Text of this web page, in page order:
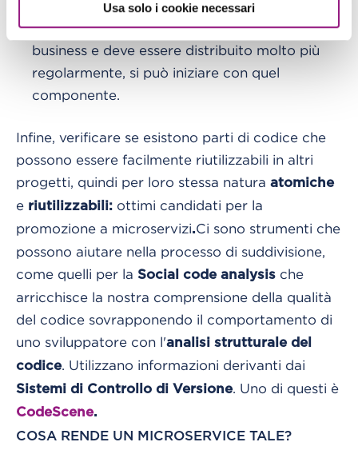
Usa solo i cookie necessari
Se c'è un componente che ha forti esigenze di
business e deve essere distribuito molto più
regolarmente, si può iniziare con quel
componente.
Infine, verificare se esistono parti di codice che
possono essere facilmente riutilizzabili in altri
progetti, quindi per loro stessa natura atomiche
e riutilizzabili: ottimi candidati per la
promozione a microservizi.Ci sono strumenti che
possono aiutare nella processo di suddivisione,
come quelli per la Social code analysis che
arricchisce la nostra comprensione della qualità
del codice sovrapponendo il comportamento di
uno sviluppatore con l'analisi strutturale del
codice. Utilizzano informazioni derivanti dai
Sistemi di Controllo di Versione. Uno di questi è
CodeScene.
COSA RENDE UN MICROSERVICE TALE?